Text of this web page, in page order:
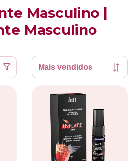
Masculino |
Masculino